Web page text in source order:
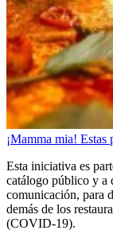
¡Mamma mia! Estas
Esta iniciativa es
catálogo público y a
comunicación, para
demás de los
(COVID-19).